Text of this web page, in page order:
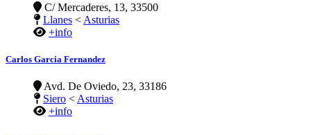
C/ Mercaderes, 13, 33500
Llanes < Asturias
+info
Carlos Garcia Fernandez
Avd. De Oviedo, 23, 33186
Siero < Asturias
+info